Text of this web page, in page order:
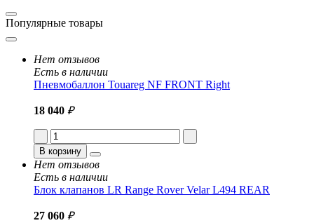
Популярные товары
Нет отзывов
Есть в наличии
Пневмобаллон Touareg NF FRONT Right
18 040 ₽
В корзину
Нет отзывов
Есть в наличии
Блок клапанов LR Range Rover Velar L494 REAR
27 060 ₽